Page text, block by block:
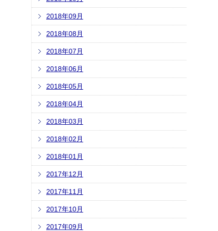
2018年09月
2018年08月
2018年07月
2018年06月
2018年05月
2018年04月
2018年03月
2018年02月
2018年01月
2017年12月
2017年11月
2017年10月
2017年09月